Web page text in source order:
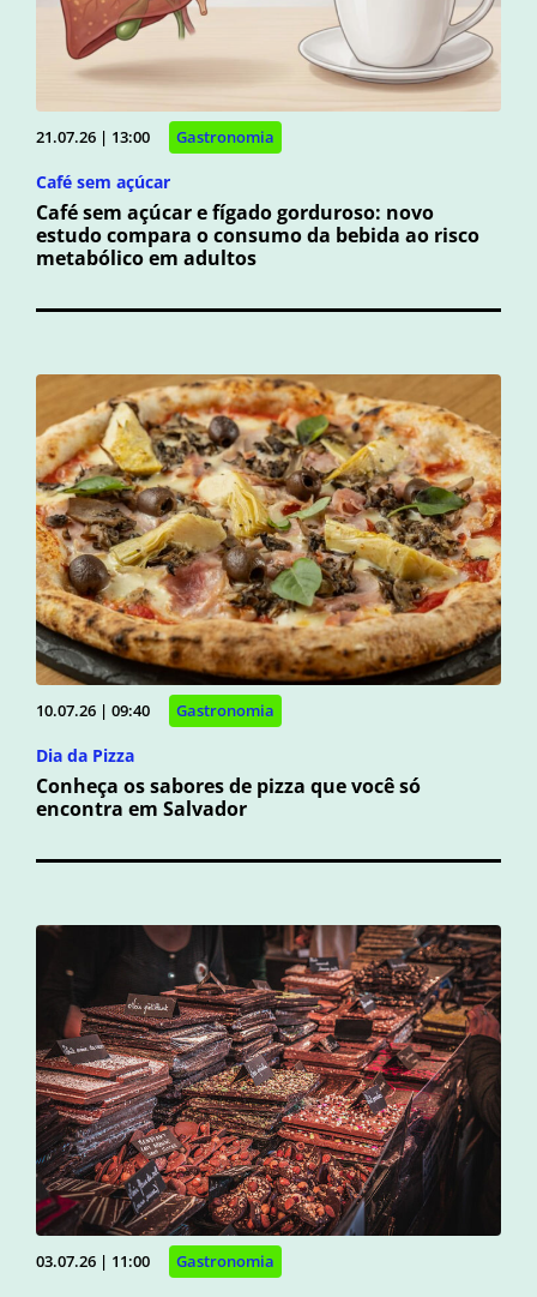
21.07.26 | 13:00 Gastronomia
Café sem açúcar
Café sem açúcar e fígado gorduroso: novo
estudo compara o consumo da bebida ao risco
metabólico em adultos
10.07.26 | 09:40 Gastronomia
Dia da Pizza
Conheça os sabores de pizza que você só
encontra em Salvador
03.07.26 | 11:00 Gastronomia